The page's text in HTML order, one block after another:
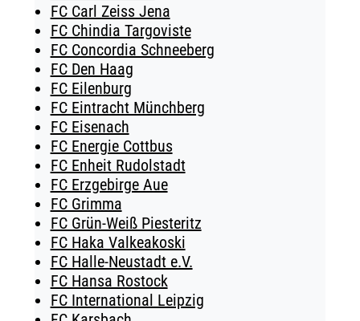
FC Carl Zeiss Jena
FC Chindia Targoviste
FC Concordia Schneeberg
FC Den Haag
FC Eilenburg
FC Eintracht Münchberg
FC Eisenach
FC Energie Cottbus
FC Enheit Rudolstadt
FC Erzgebirge Aue
FC Grimma
FC Grün-Weiß Piesteritz
FC Haka Valkeakoski
FC Halle-Neustadt e.V.
FC Hansa Rostock
FC International Leipzig